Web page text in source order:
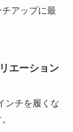
アップに最
エーション
ンチを履くな